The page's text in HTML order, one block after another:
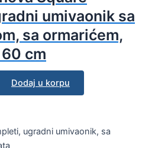
umivaonik sa
sa ormarićem,
cm
Dodaj u korpu
ugradni umivaonik, sa